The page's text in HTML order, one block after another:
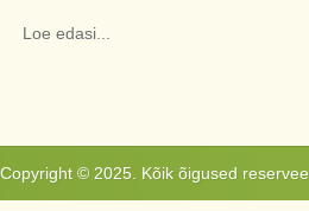
Loe edasi...
Copyright © 2025. Kõik õigused